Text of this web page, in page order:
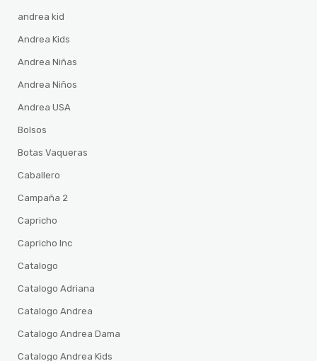
andrea kid
Andrea Kids
Andrea Niñas
Andrea Niños
Andrea USA
Bolsos
Botas Vaqueras
Caballero
Campaña 2
Capricho
Capricho Inc
Catalogo
Catalogo Adriana
Catalogo Andrea
Catalogo Andrea Dama
Catalogo Andrea Kids